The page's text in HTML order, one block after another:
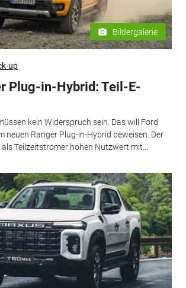
Bildergalerie
up
Plug-in-Hybrid: Teil-E-
kein Widerspruch sein. Das will Ford
neuen Ranger Plug-in-Hybrid beweisen. Der
Teilzeitstromer hohen Nutzwert mit...